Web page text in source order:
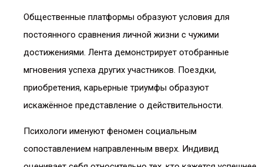
Общественные платформы образуют условия для
постоянного сравнения личной жизни с чужими
достижениями. Лента демонстрирует отобранные
мгновения успеха других участников. Поездки,
приобретения, карьерные триумфы образуют
искажённое представление о действительности.
Психологи именуют феномен социальным
сопоставлением направленным вверх. Индивид